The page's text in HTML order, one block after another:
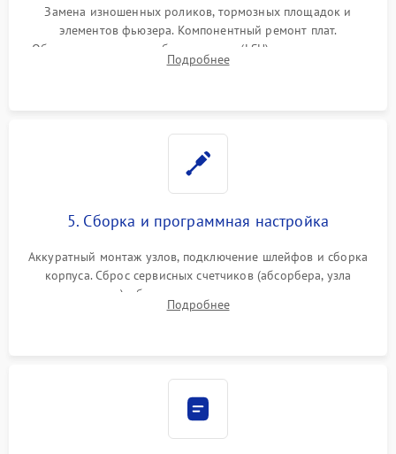
Замена изношенных роликов, тормозных площадок и
элементов фьюзера. Компонентный ремонт плат.
Обязательная очистка блока лазера (LSU), зеркал и тракта
печати от просыпанного тонера и бумажной пыли.
Подробнее
5. Сборка и программная настройка
Аккуратный монтаж узлов, подключение шлейфов и сборка
корпуса. Сброс сервисных счетчиков (абсорбера, узла
закрепления), обновление прошивки и программная
калибровка цветопередачи и позиционирования сканера.
Подробнее